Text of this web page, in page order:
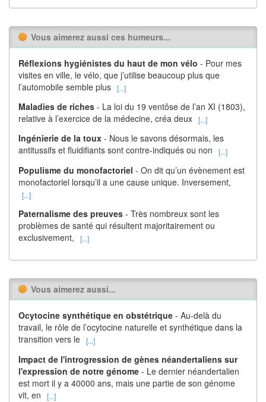
Vous aimerez aussi ces humeurs...
Réflexions hygiénistes du haut de mon vélo - Pour mes
visites en ville, le vélo, que j’utilise beaucoup plus que
l’automobile semble plus [...]
Maladies de riches - La loi du 19 ventôse de l’an XI (1803),
relative à l’exercice de la médecine, créa deux [...]
Ingénierie de la toux - Nous le savons désormais, les
antitussifs et fluidifiants sont contre-indiqués ou non
[...]
Populisme du monofactoriel - On dit qu’un évènement est
monofactoriel lorsqu’il a une cause unique. Inversement,
[...]
Paternalisme des preuves - Très nombreux sont les
problèmes de santé qui résultent majoritairement ou
exclusivement,
[...]
Vous aimerez aussi...
Ocytocine synthétique en obstétrique - Au-delà du
travail, le rôle de l’ocytocine naturelle et synthétique dans la
transition vers le [...]
Impact de l'introgression de gènes néandertaliens sur
l'expression de notre génome - Le dernier néandertalien
est mort il y a 40000 ans, mais une partie de son génome
vit, en
[...]